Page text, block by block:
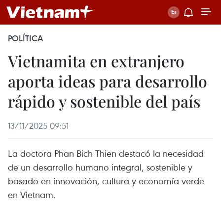
POLÍTICA
Vietnamita en extranjero
aporta ideas para desarrollo
rápido y sostenible del país
13/11/2025 09:51
La doctora Phan Bich Thien destacó la necesidad
de un desarrollo humano integral, sostenible y
basado en innovación, cultura y economía verde
en Vietnam.